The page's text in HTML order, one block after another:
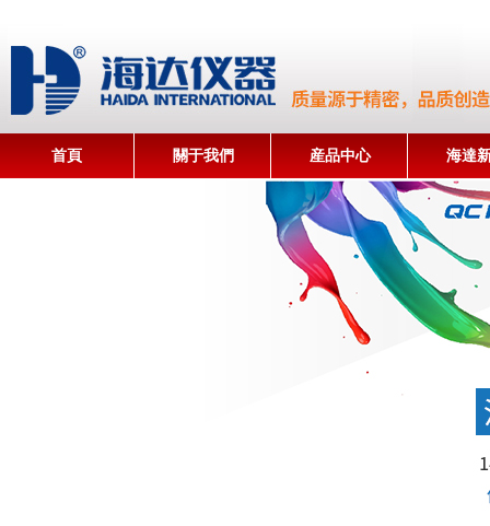
首頁 關于我們 産品中心 海達